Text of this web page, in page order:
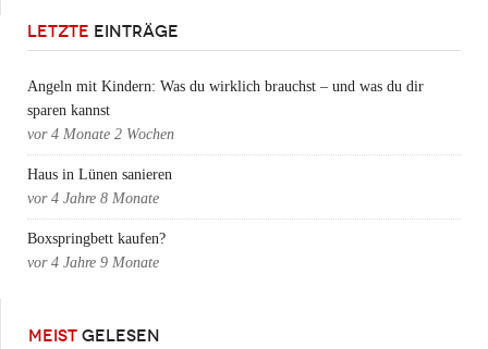
LETZTE EINTRÄGE
Angeln mit Kindern: Was du wirklich brauchst – und was du dir
sparen kannst
vor 4 Monate 2 Wochen
Haus in Lünen sanieren
vor 4 Jahre 8 Monate
Boxspringbett kaufen?
vor 4 Jahre 9 Monate
MEIST GELESEN